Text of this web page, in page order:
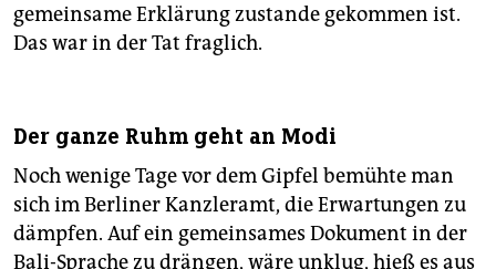
gemeinsame Erklärung zustande gekommen ist.
Das war in der Tat fraglich.
Der ganze Ruhm geht an Modi
Noch wenige Tage vor dem Gipfel bemühte man
sich im Berliner Kanzleramt, die Erwartungen zu
dämpfen. Auf ein gemeinsames Dokument in der
Bali-Sprache zu drängen, wäre unklug, hieß es aus